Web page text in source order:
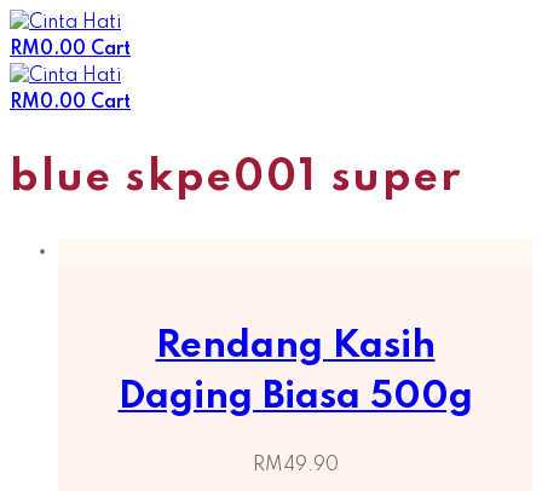
Skip
to
content
RM0.00 Cart
RM0.00 Cart
blue skpe001 super
Rendang Kasih
Daging Biasa 500g
RM49.90